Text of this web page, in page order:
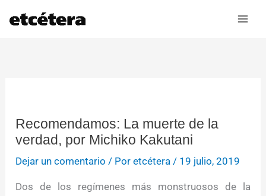
Recomendamos: La muerte de la
verdad, por Michiko Kakutani
Dejar un comentario / Poretcétera / 19 julio, 2019
Dos de los regímenes más monstruosos de la